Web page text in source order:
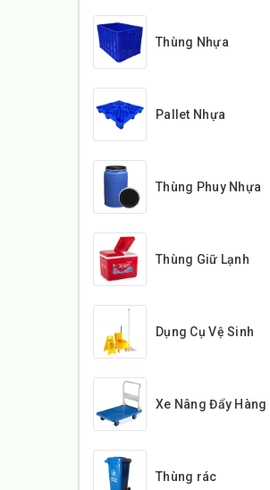
Thùng Nhựa
Pallet Nhựa
Thùng Phuy Nhựa
Thùng Giữ Lạnh
Dụng Cụ Vệ Sinh
Xe Nâng Đẩy Hàng
Thùng rác